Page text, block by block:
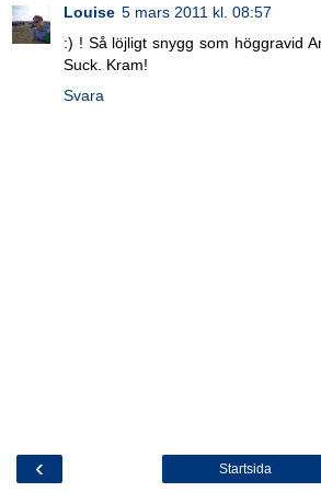
Louise 5 mars 2011 kl. 08:57
:) ! Så löjligt snygg som höggravid
Suck. Kram!
Svara
‹ Startsida